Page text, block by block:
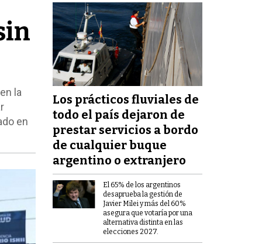
la
en
Los prácticos fluviales de
todo el país dejaron de
prestar servicios a bordo
de cualquier buque
argentino o extranjero
El 65% de los argentinos
desaprueba la gestión de
Javier Milei y más del 60%
asegura que votaría por una
alternativa distinta en las
elecciones 2027.